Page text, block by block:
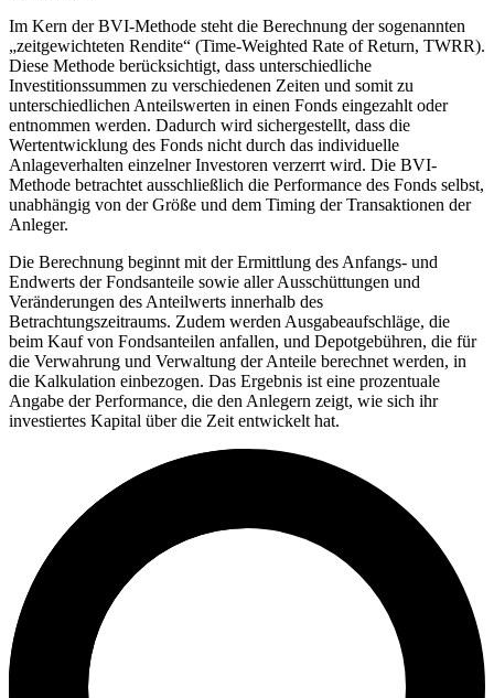
Im Kern der BVI-Methode steht die Berechnung der sogenannten
„zeitgewichteten Rendite“ (Time-Weighted Rate of Return, TWRR).
Diese Methode berücksichtigt, dass unterschiedliche
Investitionssummen zu verschiedenen Zeiten und somit zu
unterschiedlichen Anteilswerten in einen Fonds eingezahlt oder
entnommen werden. Dadurch wird sichergestellt, dass die
Wertentwicklung des Fonds nicht durch das individuelle
Anlageverhalten einzelner Investoren verzerrt wird. Die BVI-
Methode betrachtet ausschließlich die Performance des Fonds selbst,
unabhängig von der Größe und dem Timing der Transaktionen der
Anleger.
Die Berechnung beginnt mit der Ermittlung des Anfangs- und
Endwerts der Fondsanteile sowie aller Ausschüttungen und
Veränderungen des Anteilwerts innerhalb des
Betrachtungszeitraums. Zudem werden Ausgabeaufschläge, die
beim Kauf von Fondsanteilen anfallen, und Depotgebühren, die für
die Verwahrung und Verwaltung der Anteile berechnet werden, in
die Kalkulation einbezogen. Das Ergebnis ist eine prozentuale
Angabe der Performance, die den Anlegern zeigt, wie sich ihr
investiertes Kapital über die Zeit entwickelt hat.